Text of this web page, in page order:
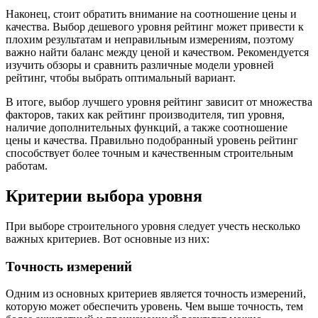
Наконец, стоит обратить внимание на соотношение цены и
качества. Выбор дешевого уровня рейтинг может привести к
плохим результатам и неправильным измерениям, поэтому
важно найти баланс между ценой и качеством. Рекомендуется
изучить обзоры и сравнить различные модели уровней
рейтинг, чтобы выбрать оптимальный вариант.
В итоге, выбор лучшего уровня рейтинг зависит от множества
факторов, таких как рейтинг производителя, тип уровня,
наличие дополнительных функций, а также соотношение
цены и качества. Правильно подобранный уровень рейтинг
способствует более точным и качественным строительным
работам.
Критерии выбора уровня
При выборе строительного уровня следует учесть несколько
важных критериев. Вот основные из них:
Точность измерений
Одним из основных критериев является точность измерений,
которую может обеспечить уровень. Чем выше точность, тем